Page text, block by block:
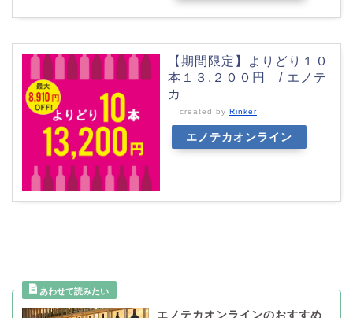
【期間限定】よりどり１０
本１３,２００円 / エノテ
カ
created by Rinker
エノテカオンライン
エノテカオンラインのおすすめ